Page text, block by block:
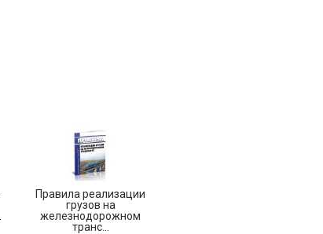
Правила реализации
грузов на
железнодорожном
транс...